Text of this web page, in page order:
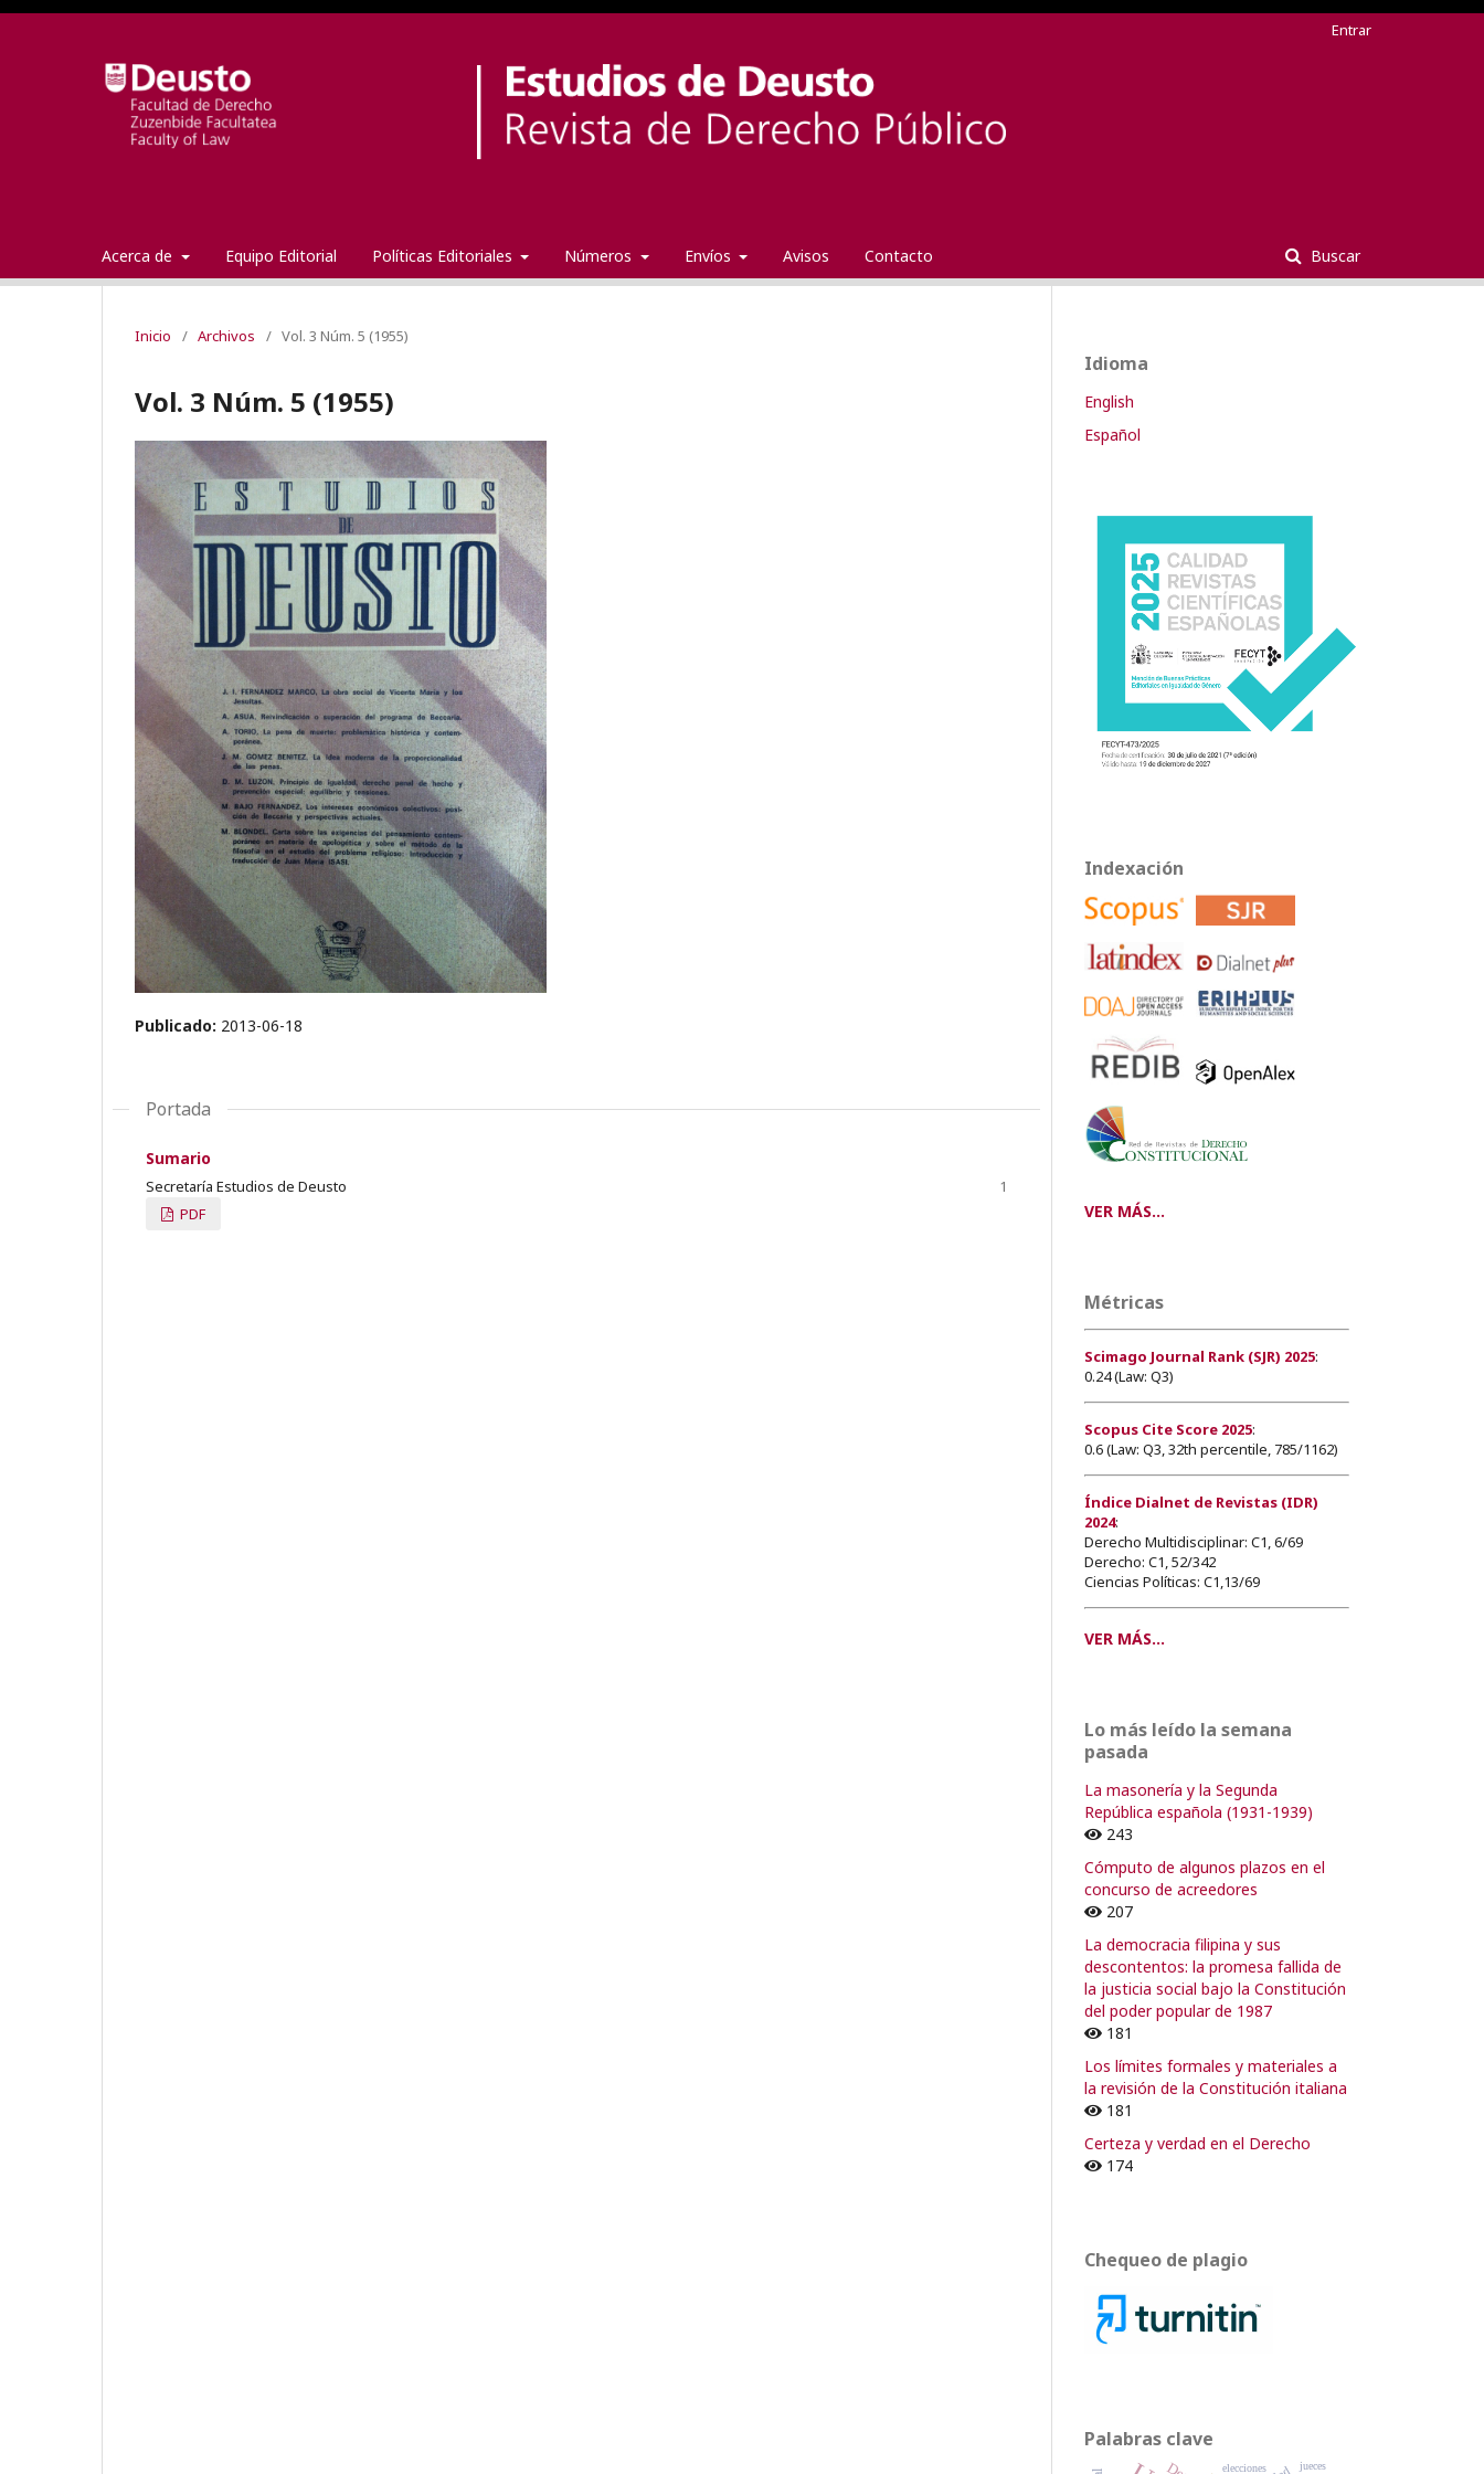
Acerca de Equipo Editorial Políticas Editoriales Números Envíos Avisos Contacto Buscar
Entrar
Inicio / Archivos / Vol. 3 Núm. 5 (1955)
Vol. 3 Núm. 5 (1955)
Publicado: 2013-06-18
Portada
Sumario
Secretaría Estudios de Deusto
1
PDF
Idioma
English
Español
Indexación
VER MÁS...
Métricas
Scimago Journal Rank (SJR) 2025:
0.24 (Law: Q3)
Scopus Cite Score 2025:
0.6 (Law: Q3, 32th percentile, 785/1162)
Índice Dialnet de Revistas (IDR)
2024:
Derecho Multidisciplinar: C1, 6/69
Derecho: C1, 52/342
Ciencias Políticas: C1,13/69
VER MÁS...
Lo más leído la semana
pasada
La masonería y la Segunda
República española (1931-1939)
243
Cómputo de algunos plazos en el
concurso de acreedores
207
La democracia filipina y sus
descontentos: la promesa fallida de
la justicia social bajo la Constitución
del poder popular de 1987
181
Los límites formales y materiales a
la revisión de la Constitución italiana
181
Certeza y verdad en el Derecho
174
Chequeo de plagio
Palabras clave
elecciones jueces